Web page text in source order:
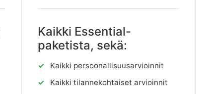
Kaikki Essential-
paketista, sekä:
✓
Kaikki persoonallisuusarvioinnit
✓
Kaikki tilannekohtaiset arvioinnit